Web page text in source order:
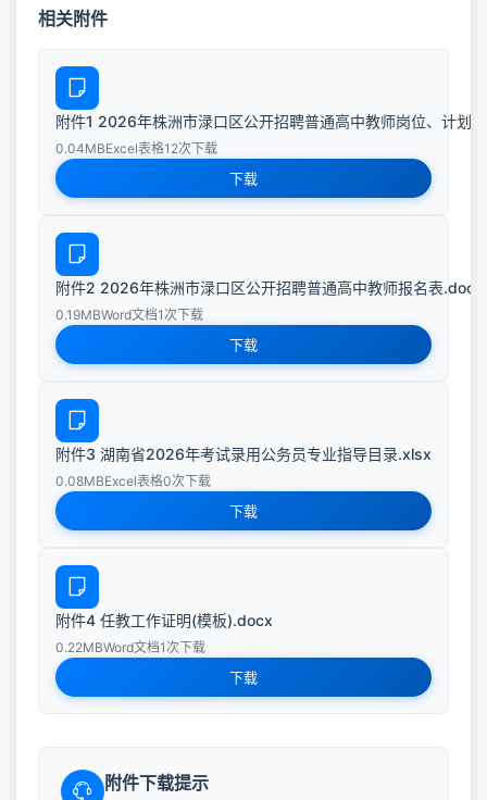
相关附件
附件1 2026年株洲市渌口区公开招聘普通高中教师岗位、计划
0.04MBExcel表格12次下载
下载
附件2 2026年株洲市渌口区公开招聘普通高中教师报名表.docx
0.19MBWord文档1次下载
下载
附件3 湖南省2026年考试录用公务员专业指导目录.xlsx
0.08MBExcel表格0次下载
下载
附件4 任教工作证明(模板).docx
0.22MBWord文档1次下载
下载
附件下载提示